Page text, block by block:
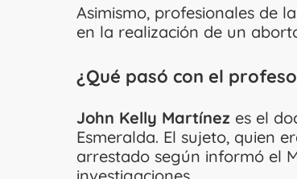
Asimismo, profesionales de
en la realización de un
¿Qué pasó con el
John Kelly Martínez es el
Esmeralda. El sujeto, quien
arrestado según informó el